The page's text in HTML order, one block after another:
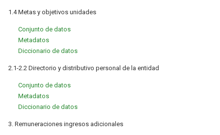
1.4 Metas y objetivos unidades
Conjunto de datos
Metadatos
Diccionario de datos
2.1-2.2 Directorio y distributivo personal de la entidad
Conjunto de datos
Metadatos
Diccionario de datos
3. Remuneraciones ingresos adicionales